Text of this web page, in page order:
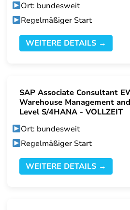
Ort: bundesweit
Regelmäßiger Start
WEITERE DETAILS →
SAP Associate Consultant
Warehouse Management
Level S/4HANA - VOLLZEIT
Ort: bundesweit
Regelmäßiger Start
WEITERE DETAILS →